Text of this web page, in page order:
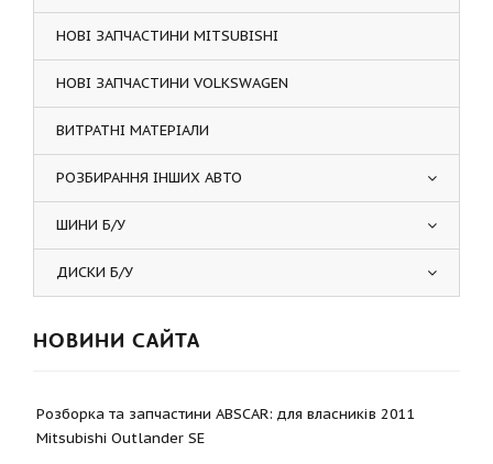
НОВІ ЗАПЧАСТИНИ MITSUBISHI
НОВІ ЗАПЧАСТИНИ VOLKSWAGEN
ВИТРАТНІ МАТЕРІАЛИ
РОЗБИРАННЯ ІНШИХ АВТО
ШИНИ Б/У
ДИСКИ Б/У
НОВИНИ САЙТА
Розборка та запчастини ABSCAR: для власників 2011
Mitsubishi Outlander SE